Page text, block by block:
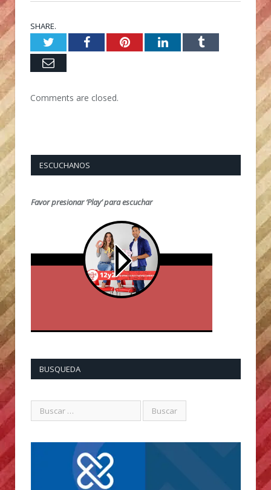
SHARE.
TwitterFacebookPinterestLinkedInTumblr
Email
Comments are closed.
ESCUCHANOS
Favor presionar ‘Play’ para escuchar
BUSQUEDA